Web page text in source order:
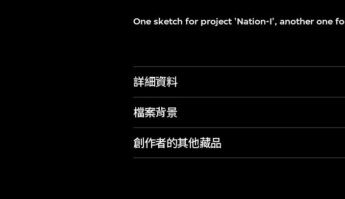
One sketch for project 'Nation-I', another one
詳細資料
檔案背景
創作者的其他藏品